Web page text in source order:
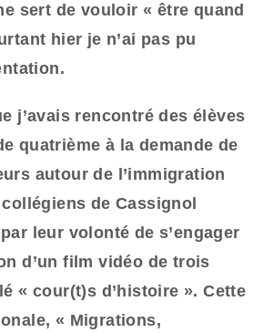
sert de vouloir « être quand
hier je n’ai pas pu
j’avais rencontré des élèves
quatrième à la demande de
autour de l’immigration
de Cassignol
leur volonté de s’engager
d’un film vidéo de trois
« cour(t)s d’histoire ». Cette
« Migrations,